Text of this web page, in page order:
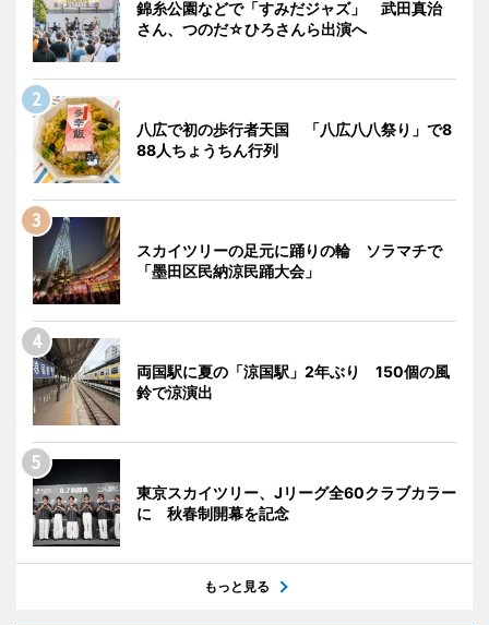
錦糸公園などで「すみだジャズ」 武田真治
さん、つのだ☆ひろさんら出演へ
八広で初の歩行者天国 「八広八八祭り」で8
88人ちょうちん行列
スカイツリーの足元に踊りの輪 ソラマチで
「墨田区民納涼民踊大会」
両国駅に夏の「涼国駅」2年ぶり 150個の風
鈴で涼演出
東京スカイツリー、Jリーグ全60クラブカラー
に 秋春制開幕を記念
もっと見る